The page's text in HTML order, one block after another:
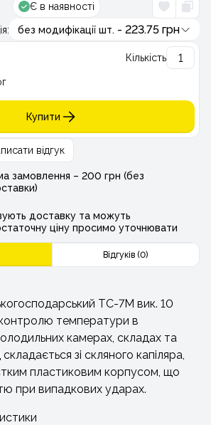
Є в наявності
без модифікації шт. - 223.75 грн
Кількість
Купити
відгук
замовлення – 200 грн (без
доставку та можуть
ціну просимо уточнювати
Відгуків (0)
ТС-7М вик. 10
температури в
камерах, складах та
зі скляного капіляра,
пластиковим корпусом, що
при випадкових ударах.